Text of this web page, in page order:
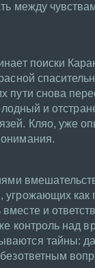
между
поиски
пути снова
и
Кляо, уже
угрожающих как
и
контроль над
тайны: